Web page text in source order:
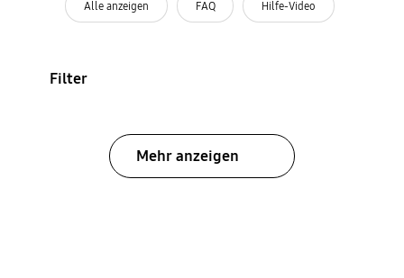
Alle anzeigen FAQ Hilfe-Video
Filter
Mehr anzeigen